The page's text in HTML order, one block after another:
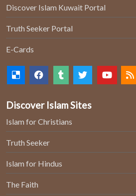
Discover Islam Kuwait Portal
Truth Seeker Portal
E-Cards
Discover Islam Sites
Islam for Christians
Truth Seeker
Islam for Hindus
The Faith